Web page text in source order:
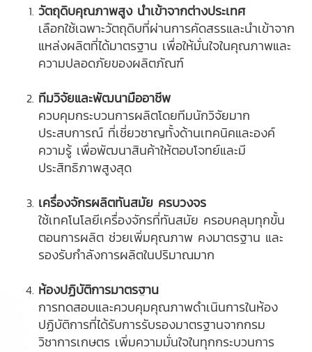
วัตถุดิบคุณภาพสูง นำเข้าจากต่างประเทศ
เลือกใช้เฉพาะวัตถุดิบที่ผ่านการคัดสรรและนำเข้าจาก
แหล่งผลิตที่ได้มาตรฐาน เพื่อให้มั่นใจในคุณภาพและ
ความปลอดภัยของผลิตภัณฑ์
ทีมวิจัยและพัฒนามืออาชีพ
ควบคุมกระบวนการผลิตโดยทีมนักวิจัยมาก
ประสบการณ์ ที่เชี่ยวชาญทั้งด้านเทคนิคและองค์
ความรู้ เพื่อพัฒนาสินค้าให้ตอบโจทย์และมี
ประสิทธิภาพสูงสุด
เครื่องจักรผลิตทันสมัย ครบวงจร
ใช้เทคโนโลยีเครื่องจักรที่ทันสมัย ครอบคลุมทุกขั้น
ตอนการผลิต ช่วยเพิ่มคุณภาพ คงมาตรฐาน และ
รองรับกำลังการผลิตในปริมาณมาก
ห้องปฏิบัติการมาตรฐาน
การทดสอบและควบคุมคุณภาพดำเนินการในห้อง
ปฏิบัติการที่ได้รับการรับรองมาตรฐานจากกรม
วิชาการเกษตร เพิ่มความมั่นใจในทุกกระบวนการ